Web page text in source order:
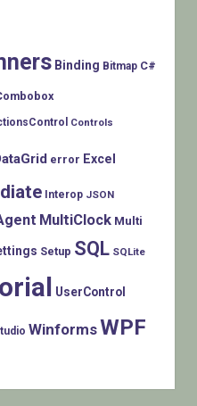
Binding Bitmap C#
Controls
error Excel
Interop JSON
MultiClock Multi
Setup SQL SQLite
UserControl
WinformsWPF